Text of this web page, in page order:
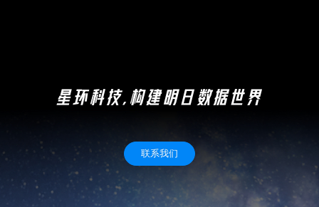
星环科技,构建明日数据世界
联系我们